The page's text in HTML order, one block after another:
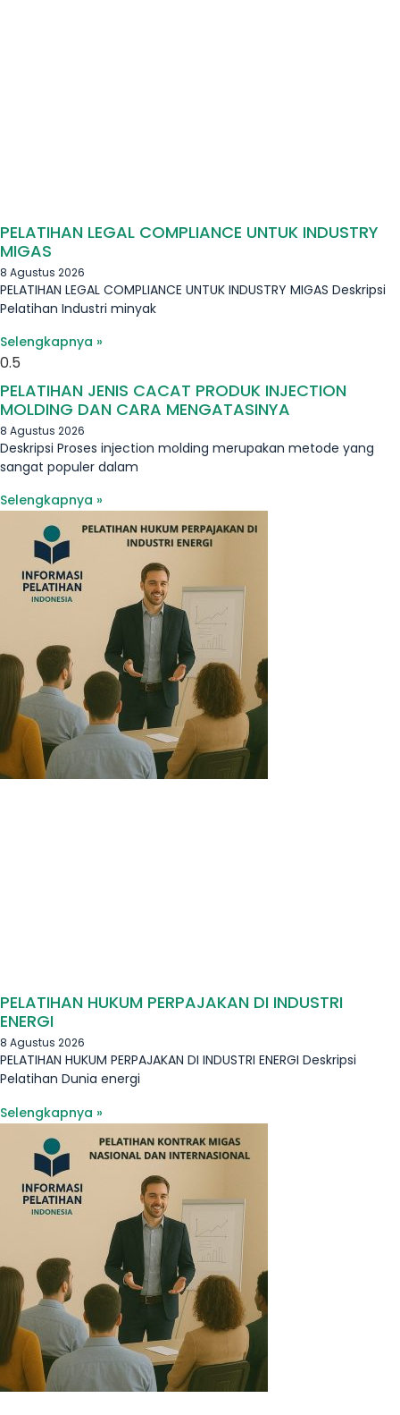
PELATIHAN LEGAL COMPLIANCE UNTUK INDUSTRY
MIGAS
8 Agustus 2026
PELATIHAN LEGAL COMPLIANCE UNTUK INDUSTRY MIGAS Deskripsi
Pelatihan Industri minyak
Selengkapnya »
PELATIHAN JENIS CACAT PRODUK INJECTION
MOLDING DAN CARA MENGATASINYA
8 Agustus 2026
Deskripsi Proses injection molding merupakan metode yang
sangat populer dalam
Selengkapnya »
PELATIHAN HUKUM PERPAJAKAN DI INDUSTRI
ENERGI
8 Agustus 2026
PELATIHAN HUKUM PERPAJAKAN DI INDUSTRI ENERGI Deskripsi
Pelatihan Dunia energi
Selengkapnya »